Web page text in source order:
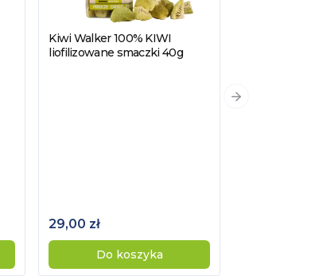
Zobacz produkt
Kiwi Walker 100% KIWI
liofilizowane smaczki 40g
29,00 zł
Do koszyka
Następny slajd